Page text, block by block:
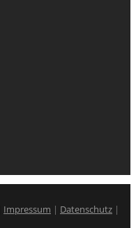
Impressum | Datenschutz |